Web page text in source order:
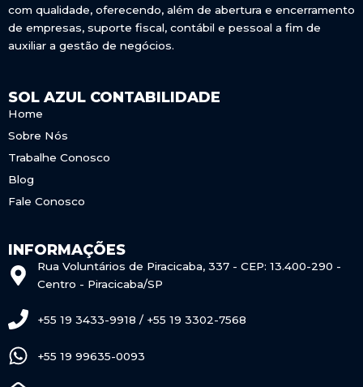
com qualidade, oferecendo, além de abertura e encerramento
de empresas, suporte fiscal, contábil e pessoal a fim de
auxiliar a gestão de negócios.
SOL AZUL CONTABILIDADE
Home
Sobre Nós
Trabalhe Conosco
Blog
Fale Conosco
INFORMAÇÕES
Rua Voluntários de Piracicaba, 337 - CEP: 13.400-290 -
Centro - Piracicaba/SP
+55 19 3433-9918 / +55 19 3302-7568
+55 19 99635-0093